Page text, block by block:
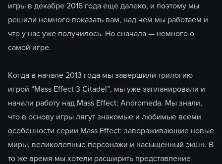
игры в декабре 2016 года еще далеко, и поэтому мы
решили немного показать вам, над чем мы работаем и
что у нас уже получилось. Но сначала — немного о
самой игре.
Когда в начале 2013 года мы завершили трилогию
игрой “Mass Effect 3 Citadel”, мы уже запланировали и
начали работу над Mass Effect: Andromeda. Мы знали,
что в основу игры лягут знакомые и любимые всеми
особенности серии Mass Effect: завораживающие новые
миры, великолепные персонажи и насыщенный экшн. В
то же время мы хотели расширить представление